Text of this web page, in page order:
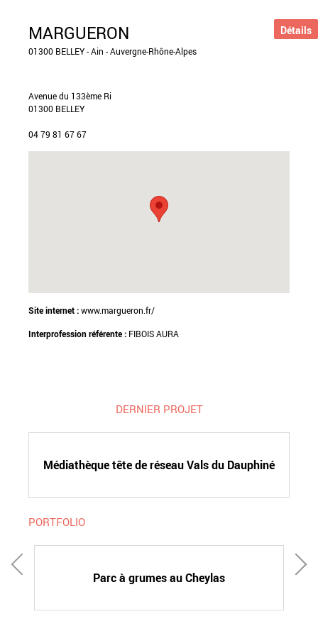
MARGUERON
01300 BELLEY - Ain - Auvergne-Rhône-Alpes
Avenue du 133ème Ri
01300 BELLEY
04 79 81 67 67
Site internet :www.margueron.fr/
Interprofession référente : FIBOIS AURA
DERNIER PROJET
Médiathèque tête de réseau Vals du Dauphiné
Détails
PORTFOLIO
Parc à grumes au Cheylas